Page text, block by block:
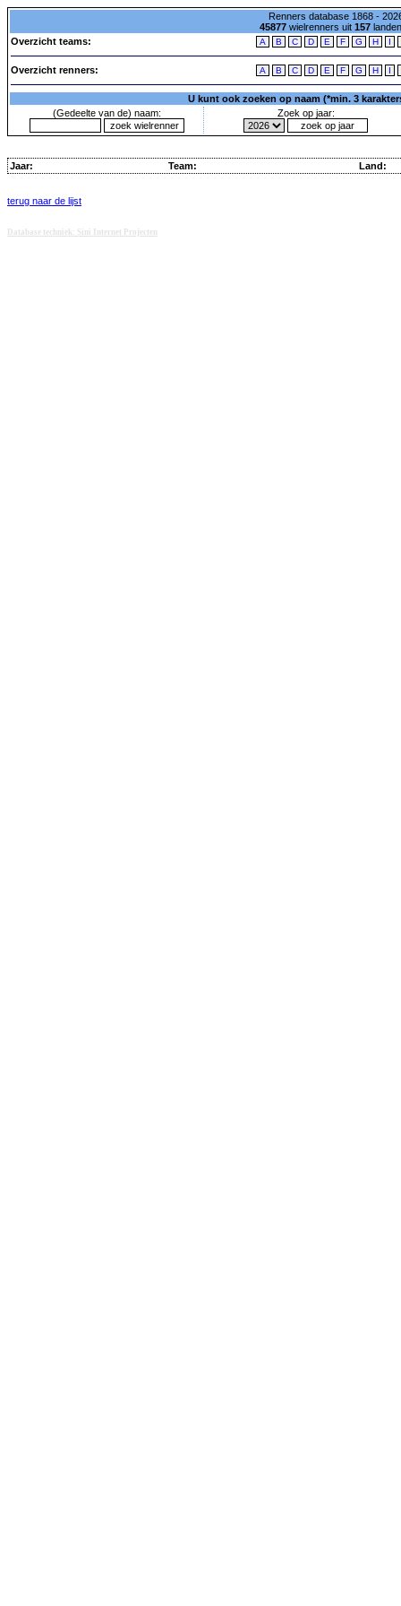
Renners database 1868 -
45877wielrenners uit 157
Overzicht teams:
A B C D E F G H I
Overzicht renners: A B C D E F G H I
U kunt ook zoeken op naam (*min. 3
(Gedeelte van de) naam:
Zoek op jaar:
Jaar: Team: Land:
terug naar de lijst
Database techniek: Sini Internet Projecten